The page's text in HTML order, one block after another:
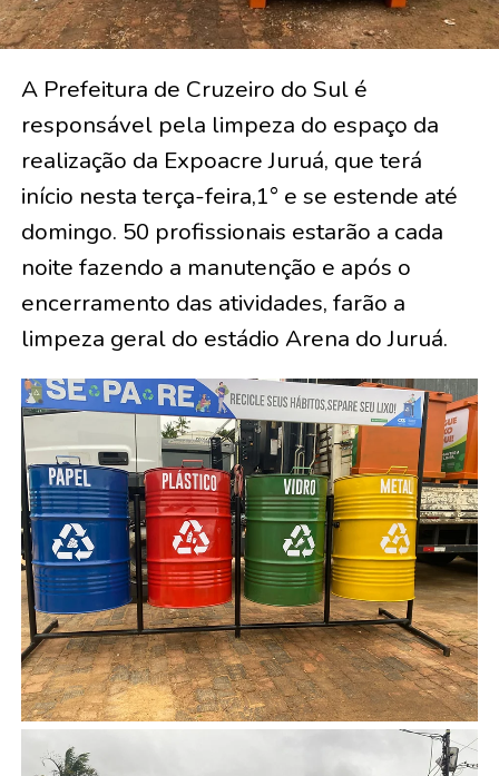
A Prefeitura de Cruzeiro do Sul é
responsável pela limpeza do espaço da
realização da Expoacre Juruá, que terá
início nesta terça-feira,1° e se estende até
domingo. 50 profissionais estarão a cada
noite fazendo a manutenção e após o
encerramento das atividades, farão a
limpeza geral do estádio Arena do Juruá.